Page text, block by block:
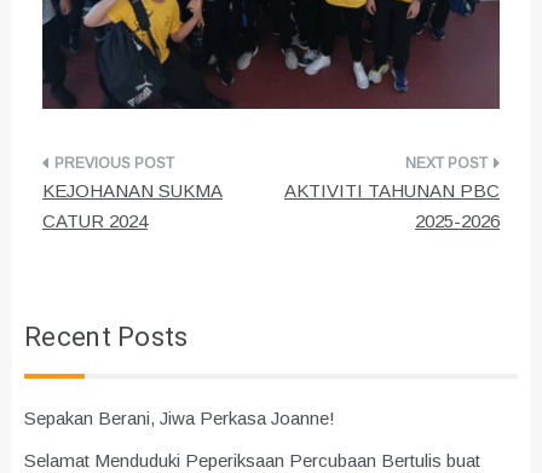
Post
navigation
KEJOHANAN SUKMA
CATUR 2024
AKTIVITI TAHUNAN PBC
2025-2026
Recent Posts
Sepakan Berani, Jiwa Perkasa Joanne!
Selamat Menduduki Peperiksaan Percubaan Bertulis buat